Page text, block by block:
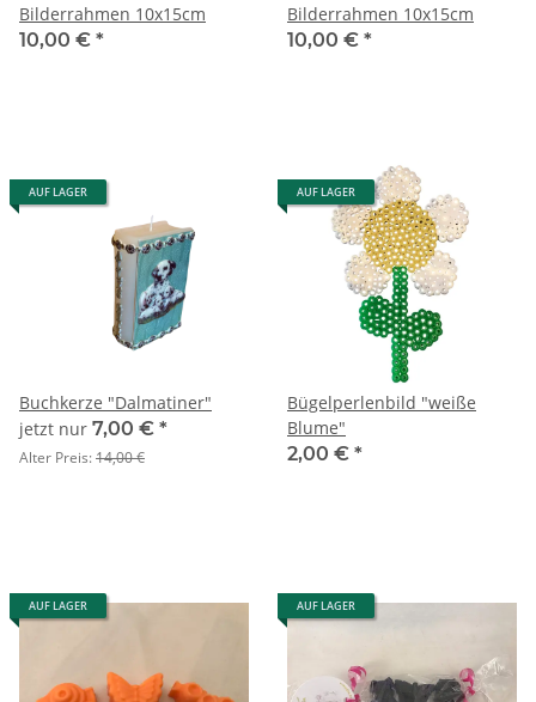
Bilderrahmen 10x15cm
10,00 € *
Bilderrahmen 10x15cm
10,00 € *
AUF LAGER
Buchkerze "Dalmatiner"
jetzt nur 7,00 € *
Alter Preis:14,00 €
AUF LAGER
Bügelperlenbild "weiße
Blume"
2,00 € *
AUF LAGER AUF LAGER